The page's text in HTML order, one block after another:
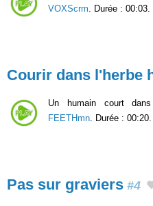
VOXScrm. Durée : 00:03.
Courir dans l'herbe
Un humain court
FEETHmn . Durée : 00:20.
Pas sur graviers #4